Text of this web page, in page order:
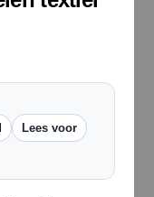
Lees voor